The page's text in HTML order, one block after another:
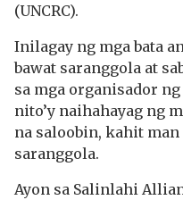
(UNCRC).
Inilagay ng mga bata
bawat saranggola at
sa mga organisador
nito’y naihahayag ng
na saloobin, kahit
saranggola.
Ayon sa Salinlahi